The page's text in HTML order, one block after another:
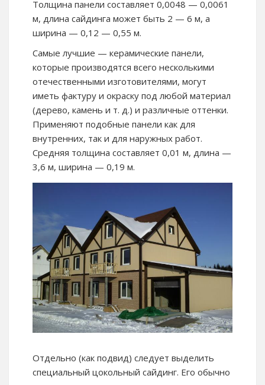
Толщина панели составляет 0,0048 — 0,0061
м, длина сайдинга может быть 2 — 6 м, а
ширина — 0,12 — 0,55 м.
Самые лучшие — керамические панели,
которые производятся всего несколькими
отечественными изготовителями, могут
иметь фактуру и окраску под любой материал
(дерево, камень и т. д.) и различные оттенки.
Применяют подобные панели как для
внутренних, так и для наружных работ.
Средняя толщина составляет 0,01 м, длина —
3,6 м, ширина — 0,19 м.
Отдельно (как подвид) следует выделить
специальный цокольный сайдинг. Его обычно